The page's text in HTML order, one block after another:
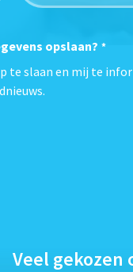
opslaan? *
te slaan en mij te
Veel gekozen